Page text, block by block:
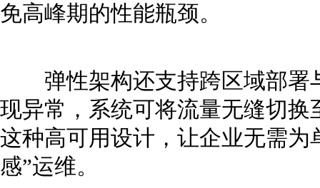
免高峰期的性能瓶颈。
弹性架构还支持跨区域部署
现异常，系统可将流量无缝切
这种高可用设计，让企业无需为
感”运维。